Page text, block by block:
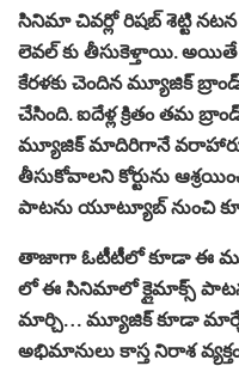
సినిమా చివర్లో రిషబ్ శెట్టి
లెవల్ కు తీసుకెళ్తాయి.
కేరళకు చెందిన మ్యూజిక్ బ్రాండ్
చేసింది. ఐదేళ్ల క్రితం తమ
మ్యూజిక్ మాదిరిగానే
తీసుకోవాలని కోర్టును
పాటను యూట్యూబ్ నుంచి
తాజాగా ఓటీటీలో కూడా ఈ
లో ఈ సినిమాలో క్లైమాక్స్
మార్చి… మ్యూజిక్ కూడా
అభిమానులు కాస్త నిరాశ వ్యక్తం